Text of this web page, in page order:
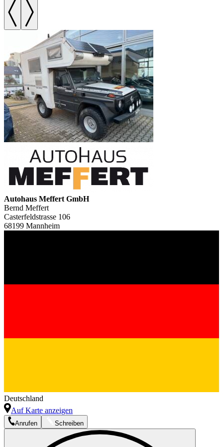
Autohaus Meffert GmbH
Bernd Meffert
Casterfeldstrasse 106
68199 Mannheim
Deutschland
Auf Karte anzeigen
Anrufen Schreiben